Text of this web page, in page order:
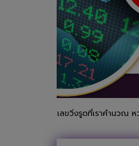
เลขวิ่งรูดที่เราคำนวณ